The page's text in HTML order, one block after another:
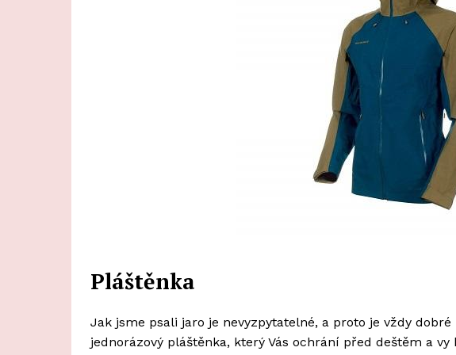
Pláštěnka
Jak jsme psali jaro je nevyzpytatelné, a proto je vždy
jednorázový pláštěnka, který Vás ochrání před deštěm a